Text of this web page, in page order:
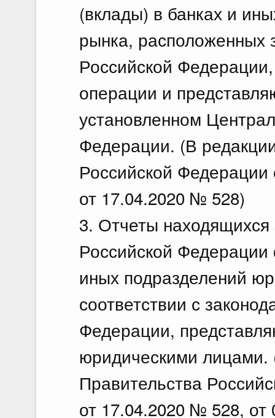
(вклады) в банках и
рынка, расположенных
Российской
операции и
установленном
Федерации. (В
Российской
от 17.04.2020 № 528)
3. Отчеты
Российской
иных подразделений
соответствии с
Федерации,
юридическими лицами.
Правительства
от 17.04.2020 № 528,